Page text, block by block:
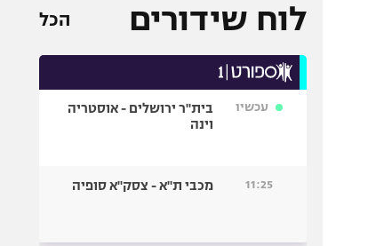
לוח שידורים הכל
עכשיו
בית"ר ירושלים - אוסטריה
וינה
11:25 מכבי ת"א - צסק"א סופיה